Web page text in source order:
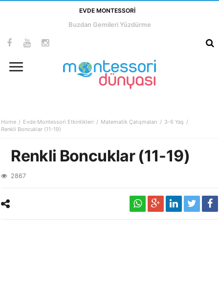
EVDE MONTESSORI
Buzdan Gemileri Yüzdürme
Home Evde Montessori Etkinlikleri Matematik Çalışmaları
3-6 Yaş
Renkli Boncuklar (11-19)
Renkli Boncuklar (11-19)
2867